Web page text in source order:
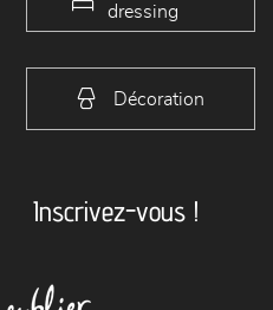
dressing
Décoration
Inscrivez-vous !